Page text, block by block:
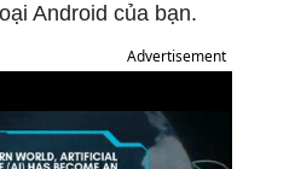
Android của bạn.
Advertisement